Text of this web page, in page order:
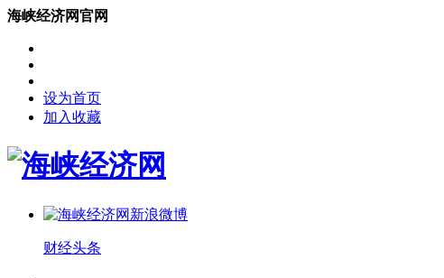
海峡经济网官网
设为首页
加入收藏
财经头条